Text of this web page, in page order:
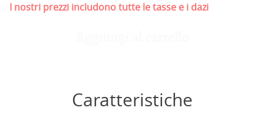
I nostri prezzi includono tutte le tasse e i dazi
Caratteristiche